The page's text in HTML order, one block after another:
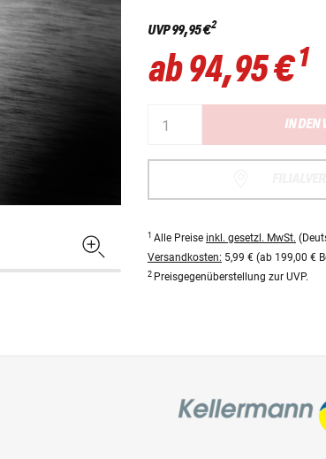
UVP99,95 €2
ab94,95 €1
IN DEN
1 Alle Preise inkl. gesetzl. MwSt.
Versandkosten: 5,99 € (ab 199,00 €
2 Preisgegenüberstellung zur UVP.